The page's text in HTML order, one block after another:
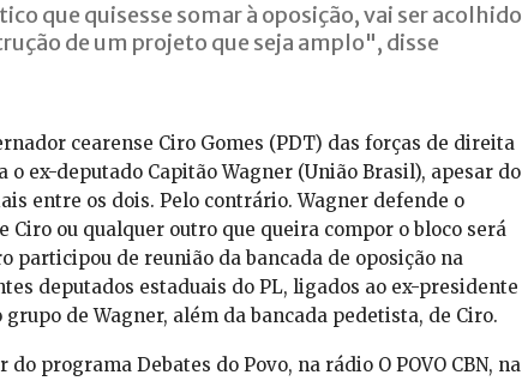
que quisesse somar à oposição, vai ser acolhido
de um projeto que seja amplo", disse
cearense Ciro Gomes (PDT) das forças de direita
o ex-deputado Capitão Wagner (União Brasil), apesar do
entre os dois. Pelo contrário. Wagner defende o
Ciro ou qualquer outro que queira compor o bloco será
participou de reunião da bancada de oposição na
deputados estaduais do PL, ligados ao ex-presidente
de Wagner, além da bancada pedetista, de Ciro.
programa Debates do Povo, na rádio O POVO CBN, na